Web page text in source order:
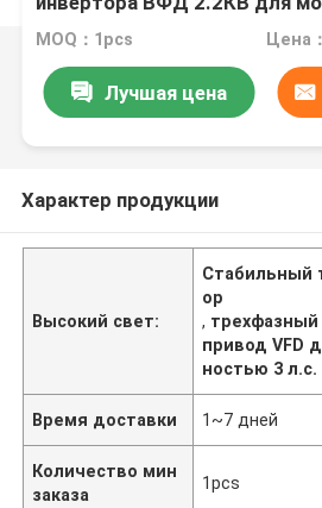
MOQ：1pcs Цена
Лучшая цена
Характер продукции
Высокий свет:
Стабильный
ор
,
привод VFD
ностью 3 л.с.
Время доставки 1~7 дней
Количество мин
заказа
1pcs